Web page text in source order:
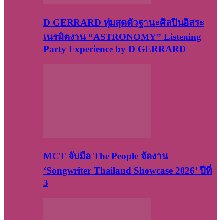
D GERRARD ทุ่มสุดตัวฐานะศิลปินอิสระ
เนรมิตงาน “ASTRONOMY” Listening
Party Experience by D GERRARD
MCT จับมือ The People จัดงาน
‘Songwriter Thailand Showcase 2026’ ปีที่
3